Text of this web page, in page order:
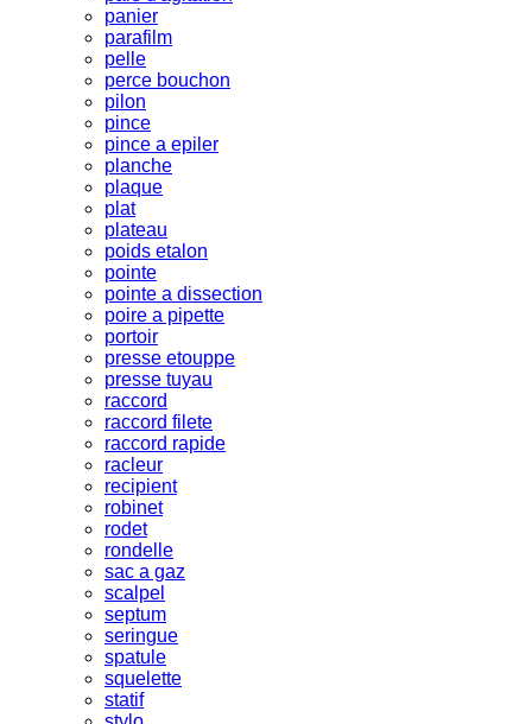
panier
parafilm
pelle
perce bouchon
pilon
pince
pince a epiler
planche
plaque
plat
plateau
poids etalon
pointe
pointe a dissection
poire a pipette
portoir
presse etouppe
presse tuyau
raccord
raccord filete
raccord rapide
racleur
recipient
robinet
rodet
rondelle
sac a gaz
scalpel
septum
seringue
spatule
squelette
statif